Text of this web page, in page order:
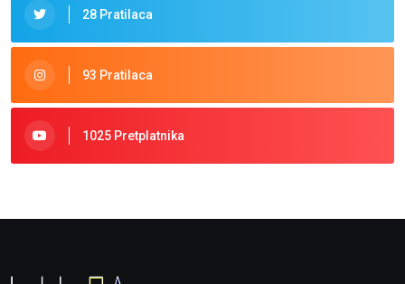
28 Pratilaca
93 Pratilaca
1025 Pretplatnika